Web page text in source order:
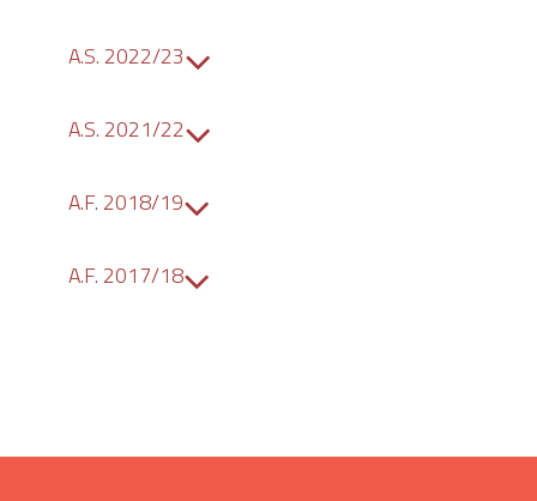
A.S. 2022/23
A.S. 2021/22
A.F. 2018/19
A.F. 2017/18